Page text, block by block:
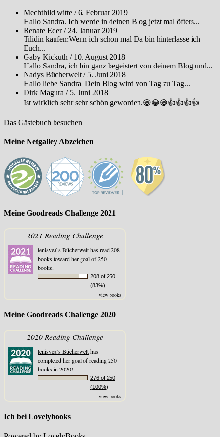
Mechthild witte /6. Februar 2019
Hallo Sandra. Ich werde in deinen Blog jetzt mal öfters...
Renate Eder/ 24. Januar 2019
Tilidin kaufen:Wenn ich schon mal Da bin hinterlasse ich
Euch...
Gaby Kickuth / 10. August 2018
Hallo Sandra, ich bin ganz begeistert von deinem Blog und...
Nadys Bücherwelt / 5. Juni 2018
Hallo liebe Sandra, Dein Blog wird von Tag zu Tag...
Dirk Magura / 5. Juni 2018
Ist wirklich sehr sehr schön geworden.😁😁😁👍👍👍👍
Das Gästebuch besuchen
Meine Netgalley Abzeichen
Meine Goodreads Challenge 2021
2021 Reading Challenge
lenisvea`s Bücherwelthas read 208
books toward her goal of 250
books.
208 of 250
(83%)
view books
Meine Goodreads Challenge 2020
2020 Reading Challenge
lenisvea`s Bücherwelthas
completed her goal of reading 250
books in 2020!
276 of 250
(100%)
view books
Ich bei Lovelybooks